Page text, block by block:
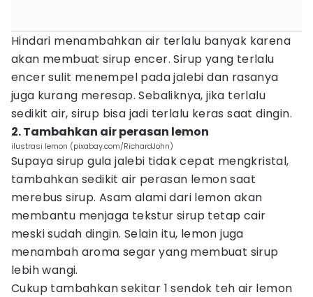
Hindari menambahkan air terlalu banyak karena
akan membuat sirup encer. Sirup yang terlalu
encer sulit menempel pada jalebi dan rasanya
juga kurang meresap. Sebaliknya, jika terlalu
sedikit air, sirup bisa jadi terlalu keras saat dingin.
2. Tambahkan air perasan lemon
ilustrasi lemon (pixabay.com/RichardJohn)
Supaya sirup gula jalebi tidak cepat mengkristal,
tambahkan sedikit air perasan lemon saat
merebus sirup. Asam alami dari lemon akan
membantu menjaga tekstur sirup tetap cair
meski sudah dingin. Selain itu, lemon juga
menambah aroma segar yang membuat sirup
lebih wangi.
Cukup tambahkan sekitar 1 sendok teh air lemon